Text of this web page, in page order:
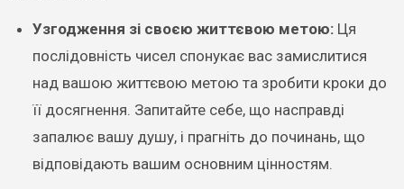
Узгодження зі своєю життєвою метою:Ця
послідовність чисел спонукає вас замислитися
над вашою життєвою метою та зробити кроки до
її досягнення. Запитайте себе, що насправді
запалює вашу душу, і прагніть до починань, що
відповідають вашим основним цінностям.